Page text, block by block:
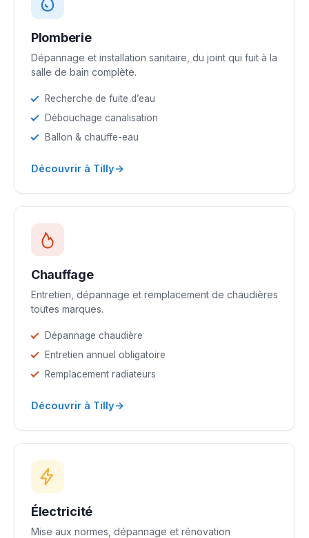
Plomberie
Dépannage et installation sanitaire, du joint qui fuit à la
salle de bain complète.
Recherche de fuite d’eau
Débouchage canalisation
Ballon & chauffe-eau
Découvrir à Tilly→
Chauffage
Entretien, dépannage et remplacement de chaudières
toutes marques.
Dépannage chaudière
Entretien annuel obligatoire
Remplacement radiateurs
Découvrir à Tilly→
Électricité
Mise aux normes, dépannage et rénovation